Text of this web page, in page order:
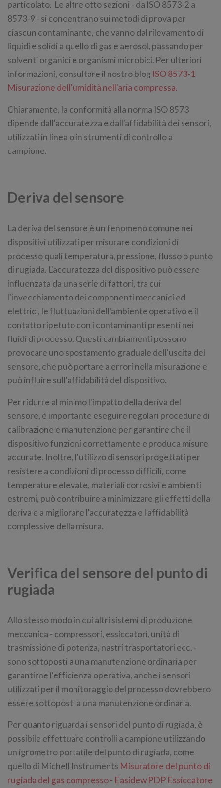
particolato. Le altre otto sezioni - da ISO 8573-2 a
8573-9 - si concentrano sui metodi di prova per
ciascun contaminante, che vanno dal rilevamento di
liquidi e solidi a quello di gas e aerosol, passando per
solventi organici e organismi microbici. Per ulteriori
informazioni, consultare il nostro blog ISO 8573-1
Misurazione dell'umidità nell'aria compressa.
Chiaramente, la conformità alla norma ISO 8573
dipende dall'accuratezza e dall'affidabilità dei sensori,
utilizzati in linea o in strumenti di controllo a
campione.
Deriva del sensore
La deriva del sensore è un fenomeno comune nei
dispositivi utilizzati per misurare condizioni di
processo quali temperatura, pressione, flusso o punto
di rugiada. L'accuratezza del dispositivo può essere
influenzata da una serie di fattori, tra cui
l'invecchiamento dei componenti meccanici ed
elettrici, le fluttuazioni dell'ambiente operativo e il
contatto ripetuto con i contaminanti presenti nei
fluidi di processo. Questi cambiamenti possono
provocare uno spostamento graduale dell'uscita del
sensore, che può portare a errori nella misurazione e
può influire sull'affidabilità del dispositivo.
Per ridurre al minimo l'impatto della deriva del
sensore, è importante eseguire regolari procedure di
calibrazione e manutenzione per garantire che il
dispositivo funzioni correttamente e produca misure
accurate. Inoltre, l'utilizzo di sensori progettati per
resistere a condizioni di processo difficili, come
temperature elevate, materiali corrosivi e ambienti
estremi, può contribuire a minimizzare gli effetti della
deriva e a migliorare l'accuratezza e l'affidabilità
complessive della misura.
Verifica del sensore del punto di
rugiada
Allo stesso modo in cui altri sistemi di produzione
meccanica - compressori, essiccatori, unità di
trasmissione di potenza, nastri trasportatori ecc. -
sono sottoposti a una manutenzione ordinaria per
garantirne l'efficienza operativa, anche i sensori
utilizzati per il monitoraggio del processo dovrebbero
essere sottoposti a una manutenzione ordinaria.
Per quanto riguarda i sensori del punto di rugiada, è
possibile effettuare controlli a campione utilizzando
un igrometro portatile del punto di rugiada, come
quello di Michell Instruments Misuratore del punto di
rugiada del gas compresso - Easidew PDP Essiccatore